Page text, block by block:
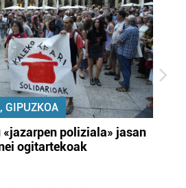
GIPUZKOA
«jazarpen poliziala» jasan
ogitartekoak